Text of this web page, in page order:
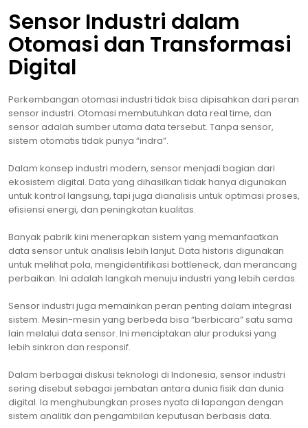
Sensor Industri dalam
Otomasi dan Transformasi
Digital
Perkembangan otomasi industri tidak bisa dipisahkan dari peran
sensor industri. Otomasi membutuhkan data real time, dan
sensor adalah sumber utama data tersebut. Tanpa sensor,
sistem otomatis tidak punya “indra”.
Dalam konsep industri modern, sensor menjadi bagian dari
ekosistem digital. Data yang dihasilkan tidak hanya digunakan
untuk kontrol langsung, tapi juga dianalisis untuk optimasi proses,
efisiensi energi, dan peningkatan kualitas.
Banyak pabrik kini menerapkan sistem yang memanfaatkan
data sensor untuk analisis lebih lanjut. Data historis digunakan
untuk melihat pola, mengidentifikasi bottleneck, dan merancang
perbaikan. Ini adalah langkah menuju industri yang lebih cerdas.
Sensor industri juga memainkan peran penting dalam integrasi
sistem. Mesin-mesin yang berbeda bisa “berbicara” satu sama
lain melalui data sensor. Ini menciptakan alur produksi yang
lebih sinkron dan responsif.
Dalam berbagai diskusi teknologi di Indonesia, sensor industri
sering disebut sebagai jembatan antara dunia fisik dan dunia
digital. Ia menghubungkan proses nyata di lapangan dengan
sistem analitik dan pengambilan keputusan berbasis data.